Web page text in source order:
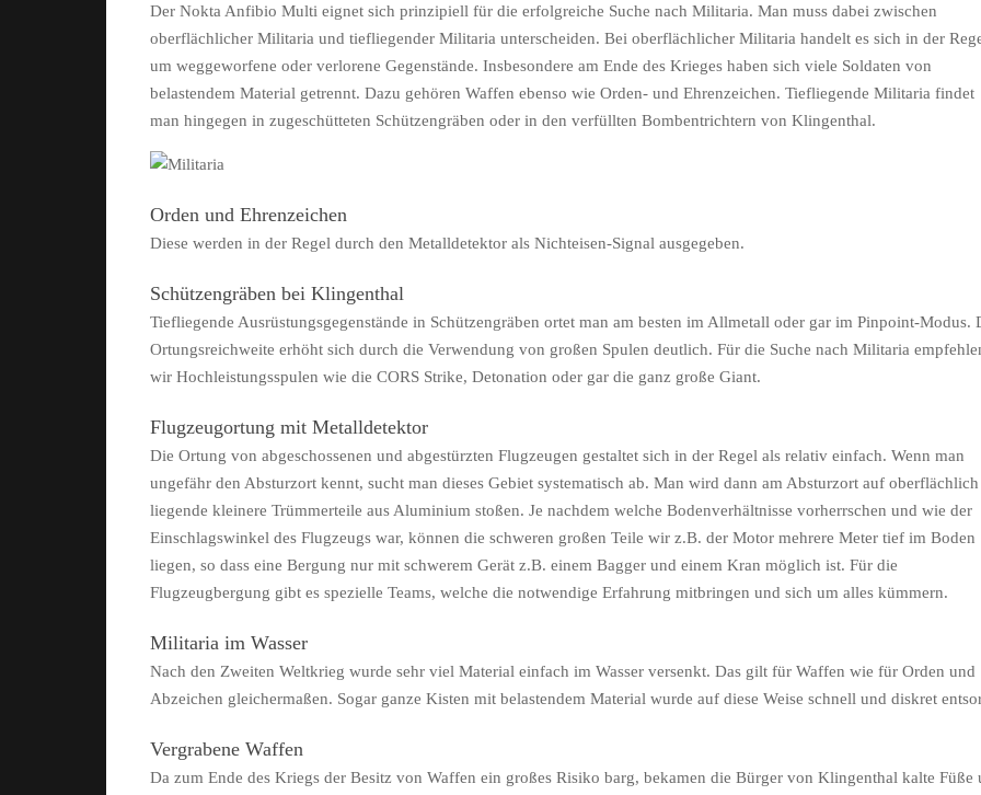
Der Nokta Anfibio Multi eignet sich prinzipiell für die erfolgreiche Suche nach Militaria. Man muss dabei zwischen
oberflächlicher Militaria und tiefliegender Militaria unterscheiden. Bei oberflächlicher Militaria handelt es sich in der
um weggeworfene oder verlorene Gegenstände. Insbesondere am Ende des Krieges haben sich viele Soldaten von
belastendem Material getrennt. Dazu gehören Waffen ebenso wie Orden- und Ehrenzeichen. Tiefliegende Militaria findet
man hingegen in zugeschütteten Schützengräben oder in den verfüllten Bombentrichtern von Klingenthal.
Orden und Ehrenzeichen
Diese werden in der Regel durch den Metalldetektor als Nichteisen-Signal ausgegeben.
Schützengräben bei Klingenthal
Tiefliegende Ausrüstungsgegenstände in Schützengräben ortet man am besten im Allmetall oder gar im Pinpoint-Modus.
Ortungsreichweite erhöht sich durch die Verwendung von großen Spulen deutlich. Für die Suche nach Militaria
wir Hochleistungsspulen wie die CORS Strike, Detonation oder gar die ganz große Giant.
Flugzeugortung mit Metalldetektor
Die Ortung von abgeschossenen und abgestürzten Flugzeugen gestaltet sich in der Regel als relativ einfach. Wenn man
ungefähr den Absturzort kennt, sucht man dieses Gebiet systematisch ab. Man wird dann am Absturzort auf oberflächlich
liegende kleinere Trümmerteile aus Aluminium stoßen. Je nachdem welche Bodenverhältnisse vorherrschen und wie der
Einschlagswinkel des Flugzeugs war, können die schweren großen Teile wir z.B. der Motor mehrere Meter tief im Boden
liegen, so dass eine Bergung nur mit schwerem Gerät z.B. einem Bagger und einem Kran möglich ist. Für die
Flugzeugbergung gibt es spezielle Teams, welche die notwendige Erfahrung mitbringen und sich um alles kümmern.
Militaria im Wasser
Nach den Zweiten Weltkrieg wurde sehr viel Material einfach im Wasser versenkt. Das gilt für Waffen wie für Orden und
Abzeichen gleichermaßen. Sogar ganze Kisten mit belastendem Material wurde auf diese Weise schnell und diskret
Vergrabene Waffen
Da zum Ende des Kriegs der Besitz von Waffen ein großes Risiko barg, bekamen die Bürger von Klingenthal kalte Füße